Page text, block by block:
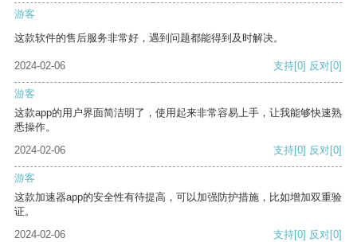
游客
这款软件的售后服务非常好，遇到问题都能得到及时解决。
2024-02-06 支持[0] 反对[0]
游客
这款app的用户界面简洁明了，使用起来非常容易上手，让我能够快速熟
悉操作。
2024-02-06
支持[0] 反对[0]
游客
这款加速器app的安全性有待提高，可以加强防护措施，比如增加双重验
证。
2024-02-06
支持[0] 反对[0]